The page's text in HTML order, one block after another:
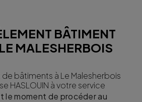
BÂTIMENT
MALESHERBOIS
bâtiments à Le Malesherbois
HASLOUIN à votre service
le moment de procéder au